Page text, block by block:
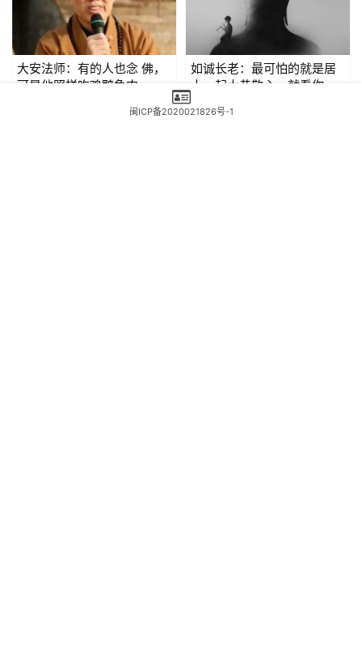
大安法师：有的人也念 佛，
可是他照样吃鸡鸭鱼肉，应
如诚长老：最可怕的就是居
士，起大恭敬心，就看你出
闽ICP备2020021826号-1